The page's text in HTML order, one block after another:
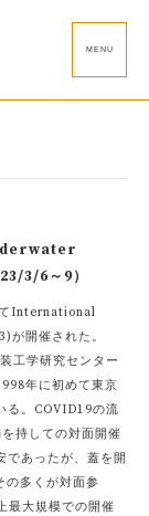
MENU
3/6～9）
てInternational
開催された。
工学研究センター
年に初めて東京
る。COVID19の流
持しての対面開催
であったが、蓋を開
の多くが対面参
最大規模での開催